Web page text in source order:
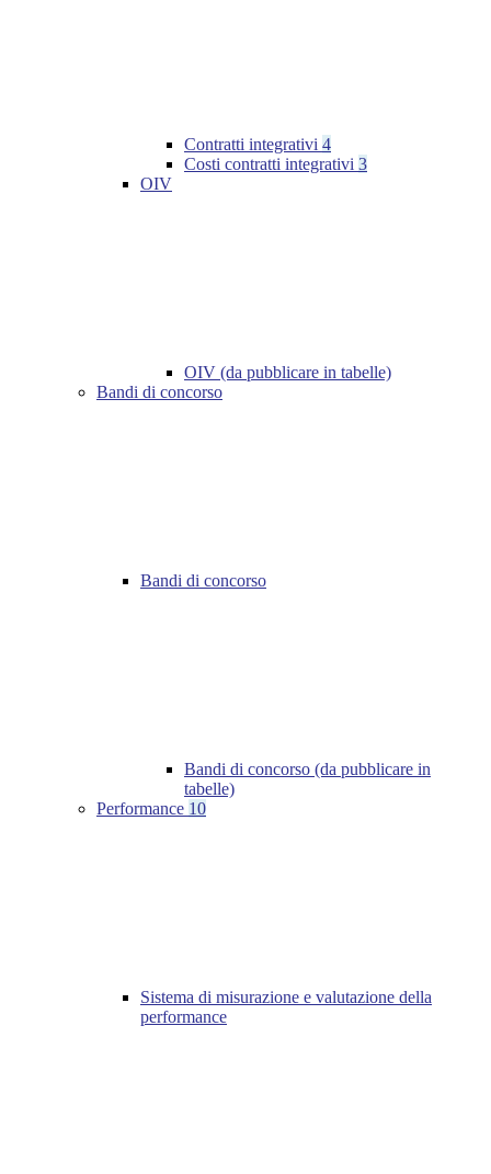
Contratti integrativi 4
Costi contratti integrativi 3
OIV
OIV (da pubblicare in tabelle)
Bandi di concorso
Bandi di concorso
Bandi di concorso (da pubblicare in
tabelle)
Performance 10
Sistema di misurazione e valutazione della
performance